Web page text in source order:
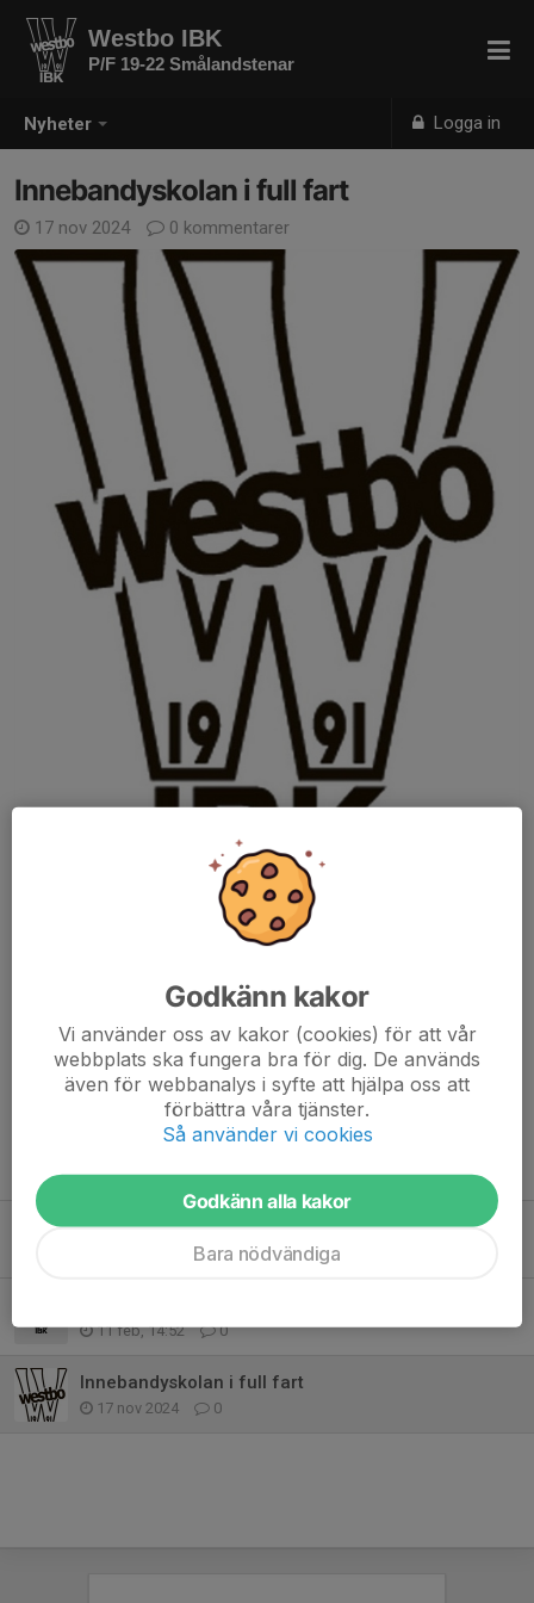
Nyheter Logga in
Westbo IBK
P/F 19-22 Smålandstenar
Innebandyskolan i full fart
17 nov 2024 0 kommentarer
Nu är innebandy skolan i full fart och vi glädjer oss varje söndag
för att så många vill delta. Alla är givetvis välkomna även om
Dela nyhet
Tidigare nyheter
Avslutning Tors 26/3
0
11 feb, 14:52 0
Innebandyskolan i full fart
17 nov 2024 0
Godkänn kakor
Vi använder oss av kakor (cookies) för att vår
webbplats ska fungera bra för dig. De används
även för webbanalys i syfte att hjälpa oss att
förbättra våra tjänster.
Så använder vi cookies
Godkänn alla kakor
Bara nödvändiga